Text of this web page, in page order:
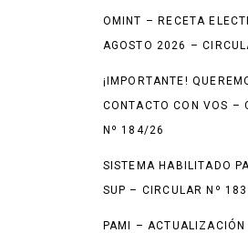
OMINT – RECETA
AGOSTO 2026 –
¡IMPORTANTE!
CONTACTO CON VOS –
Nº 184/26
SISTEMA HABILITADO
SUP – CIRCULAR Nº
PAMI – ACTUALIZACIÓN